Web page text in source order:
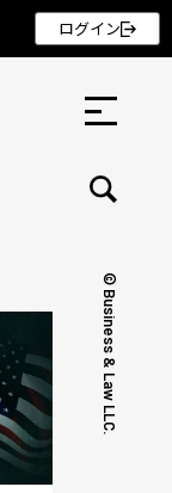
© Business & Law LLC.
ログイン